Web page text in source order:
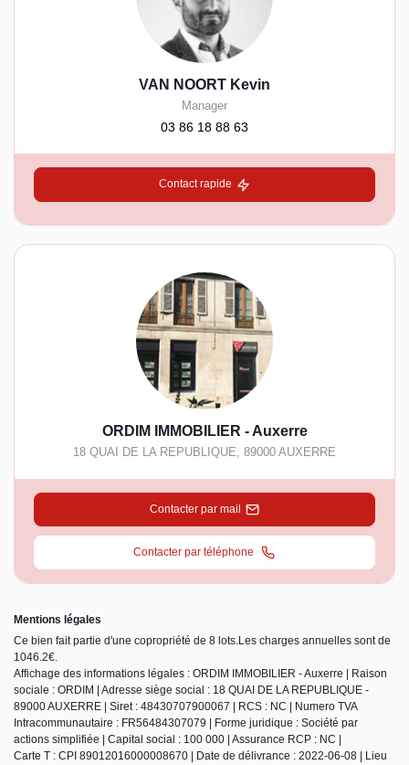
VAN NOORT Kevin
Manager
03 86 18 88 63
Contact rapide
ORDIM IMMOBILIER - Auxerre
18 QUAI DE LA REPUBLIQUE 89000 AUXERRE
Contacter par mail
Contacter par téléphone
Mentions légales
Ce bien fait partie d'une copropriété de 8 lots.Les charges annuelles sont de
1046.2€.
Affichage des informations légales : ORDIM IMMOBILIER - Auxerre | Raison
sociale : ORDIM | Adresse siège social : 18 QUAI DE LA REPUBLIQUE -
89000 AUXERRE | Siret : 48430707900067 | RCS : NC | Numero TVA
Intracommunautaire : FR56484307079 | Forme juridique : Société par
actions simplifiée | Capital social : 100 000 | Assurance RCP : NC |
Carte T : CPI 89012016000008670 | Date de délivrance : 2022-06-08 | Lieu